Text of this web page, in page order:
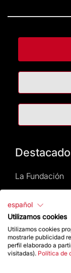
La Fundación
Preguntas
Normativa y
español
Utilizamos cookies
Utilizamos cookies
mostrarle publicidad
perfil elaborado a
visitadas). Política de